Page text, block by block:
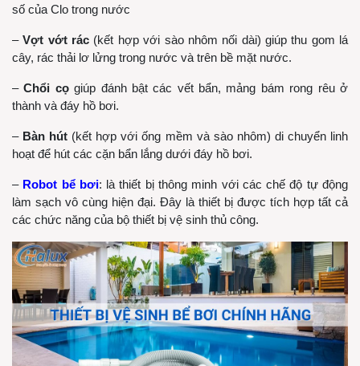
số của Clo trong nước
–Vợt vớt rác (kết hợp với sào nhôm nối dài) giúp thu gom lá
cây, rác thải lơ lửng trong nước và trên bề mặt nước.
–Chổi cọgiúp đánh bật các vết bẩn, mảng bám rong rêu ở
thành và đáy hồ bơi.
– Bàn hút (kết hợp với ống mềm và sào nhôm) di chuyển linh
hoạt để hút các cặn bẩn lắng dưới đáy hồ bơi.
– Robot bể bơi: là thiết bị thông minh với các chế độ tự động
làm sạch vô cùng hiện đại. Đây là thiết bị được tích hợp tất cả
các chức năng của bộ thiết bị vệ sinh thủ công.